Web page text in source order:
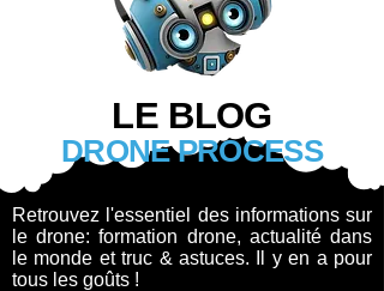
LE BLOG
DRONE PROCESS
Retrouvez l'essentiel des informations sur
le drone: formation drone, actualité dans
le monde et truc & astuces. Il y en a pour
tous les goûts !